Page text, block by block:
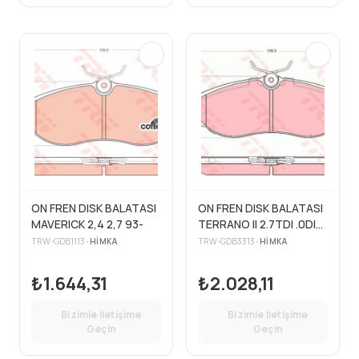
ON FREN DISK BALATASI
MAVERICK 2,4 2,7 93-
TRW-GDB1113 • HIMKA
₺1.644,31
Bizimle İletişime
Geçin
ON FREN DISK BALATASI
TERRANO II 2.7TDI .0DI
02
TRW-GDB3313 • HIMKA
₺2.028,11
Bizimle İletişime
Geçin